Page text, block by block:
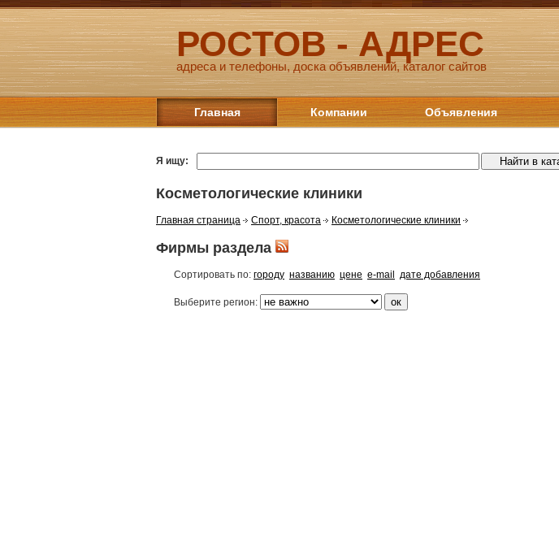
РОСТОВ - АДРЕС
адреса и телефоны, доска объявлений, каталог сайтов
Главная Компании Объявления
Я ищу:
Косметологические клиники
Главная страница Спорт, красота Косметологические клиники
Фирмы раздела
Сортировать по: городу названию цене e-mail дате добавления
Выберите регион: